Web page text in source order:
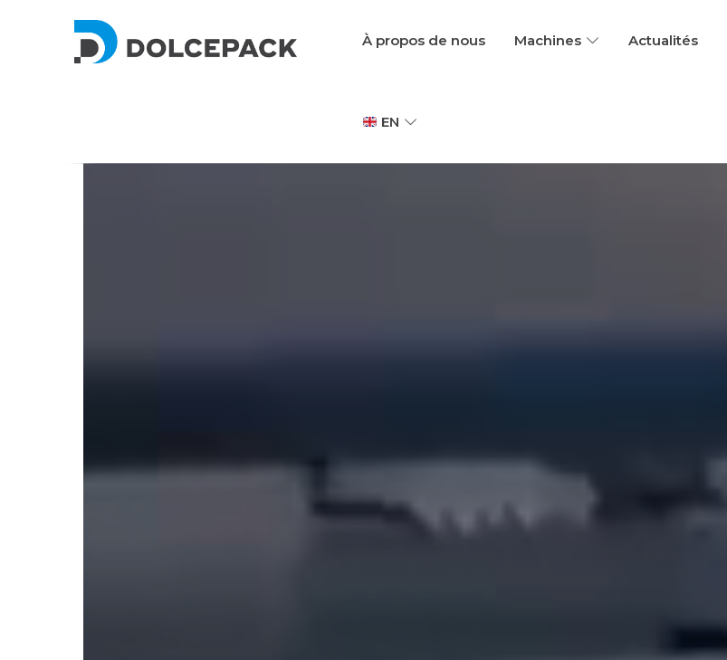
À propos de nous Machines Actualités
EN
Home